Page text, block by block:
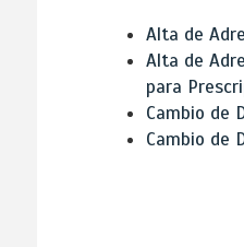
Alta de
Alta de
para
Cambio de
Cambio de